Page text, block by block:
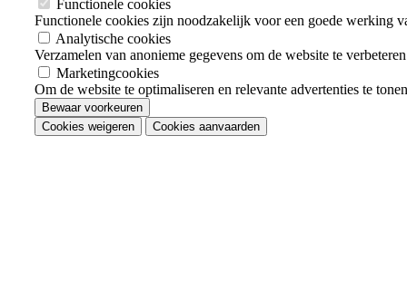
Functionele cookies
Functionele cookies zijn noodzakelijk voor een goede werking
Analytische cookies
Verzamelen van anonieme gegevens om de website te
Marketingcookies
Om de website te optimaliseren en relevante advertenties te
Bewaar voorkeuren
Cookies weigeren
Cookies aanvaarden